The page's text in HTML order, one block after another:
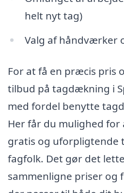
helt nyt tag)
Valg af håndværker
For at få en præcis pris
tilbud på tagdækning i
med fordel benytte
Her får du mulighed for
gratis og uforpligtende
fagfolk. Det gør det
sammenligne priser og